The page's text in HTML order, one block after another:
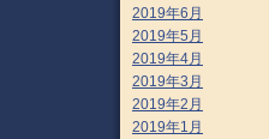
2019年6月
2019年5月
2019年4月
2019年3月
2019年2月
2019年1月